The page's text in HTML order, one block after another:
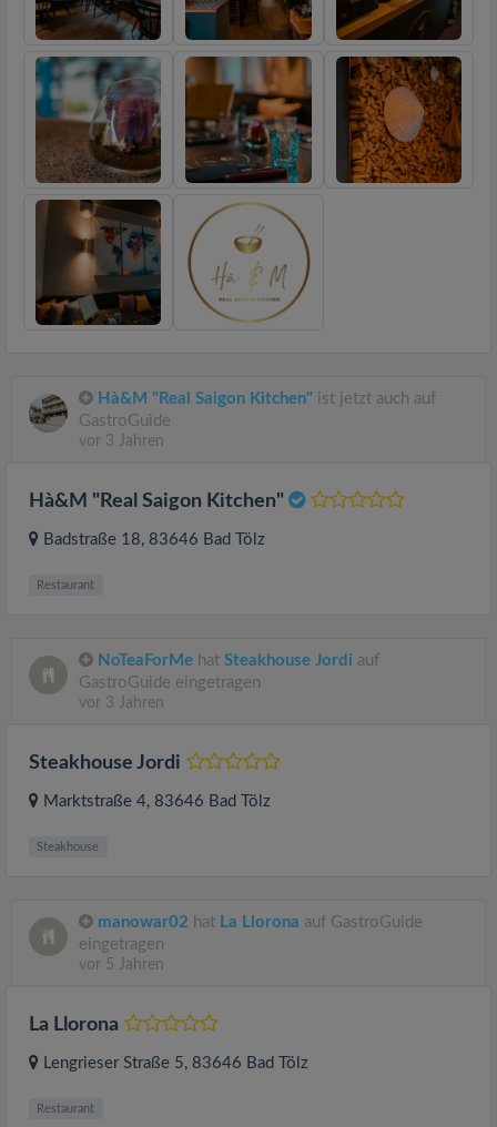
Hà&M "Real Saigon Kitchen" ist jetzt auch auf
GastroGuide
vor 3 Jahren
Hà&M "Real Saigon Kitchen"
Badstraße 18, 83646 Bad Tölz
Restaurant
NoTeaForMe hat Steakhouse Jordi auf
GastroGuide eingetragen
vor 3 Jahren
Steakhouse Jordi
Marktstraße 4, 83646 Bad Tölz
Steakhouse
manowar02 hat La Llorona auf GastroGuide
eingetragen
vor 5 Jahren
La Llorona
Lengrieser Straße 5, 83646 Bad Tölz
Restaurant